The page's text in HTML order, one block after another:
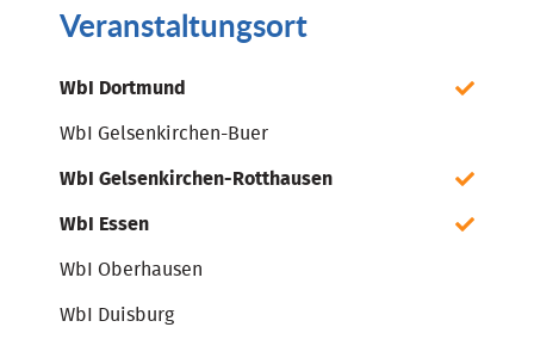
Veranstaltungsort
WbI Dortmund
WbI Gelsenkirchen-Buer
WbI Gelsenkirchen-Rotthausen
WbI Essen
WbI Oberhausen
WbI Duisburg